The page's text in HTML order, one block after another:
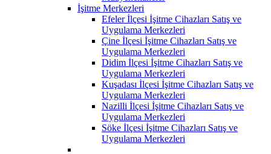
İşitme Merkezleri
Efeler İlçesi İşitme Cihazları Satış ve
Uygulama Merkezleri
Çine İlçesi İşitme Cihazları Satış ve
Uygulama Merkezleri
Didim İlçesi İşitme Cihazları Satış ve
Uygulama Merkezleri
Kuşadası İlçesi İşitme Cihazları Satış ve
Uygulama Merkezleri
Nazilli İlçesi İşitme Cihazları Satış ve
Uygulama Merkezleri
Söke İlçesi İşitme Cihazları Satış ve
Uygulama Merkezleri